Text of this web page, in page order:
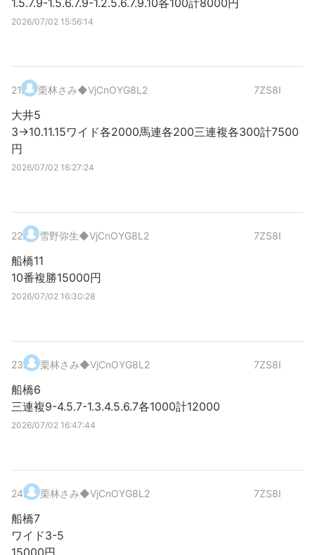
1.5.7.9-1.5.6.7.9-1.2.5.6.7.9.10各100計8000円
2026/07/02 15:56:14
21. 栗林さみ◆VjCnOYG8L2 7ZS8I
大井5
3→10.11.15ワイド各2000馬連各200三連複各300計7500
円
2026/07/02 16:27:24
22. 雪野弥生◆VjCnOYG8L2 7ZS8I
船橋11
10番複勝15000円
2026/07/02 16:30:28
23. 栗林さみ◆VjCnOYG8L2 7ZS8I
船橋6
三連複9-4.5.7-1.3.4.5.6.7各1000計12000
2026/07/02 16:47:44
24. 栗林さみ◆VjCnOYG8L2 7ZS8I
船橋7
ワイド3-5